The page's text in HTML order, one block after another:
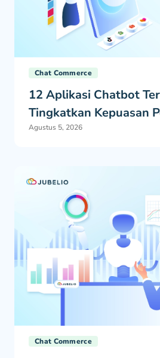
Chat Commerce
12 Aplikasi Chatbot
Tingkatkan Kepuasan
Agustus 5, 2026
Chat Commerce